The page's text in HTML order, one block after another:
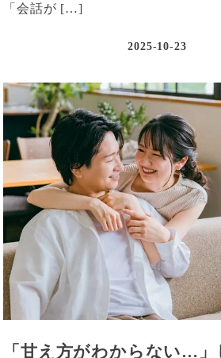
「会話が […]
2025-10-23
「甘え方がわからない…